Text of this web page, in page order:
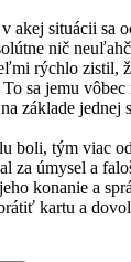
akej situácii sa
nič
rýchlo zistil,
sa jemu vôbec
základe jednej
boli, tým viac
za úmysel a
konanie a
kartu a